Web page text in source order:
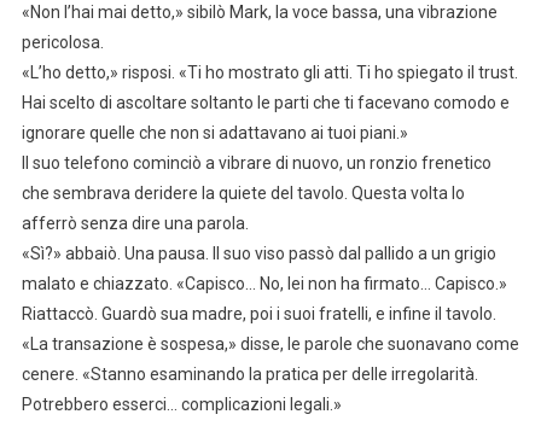
«Non l’hai mai detto,» sibilò Mark, la voce bassa, una vibrazione
pericolosa.
«L’ho detto,» risposi. «Ti ho mostrato gli atti. Ti ho spiegato il trust.
Hai scelto di ascoltare soltanto le parti che ti facevano comodo e
ignorare quelle che non si adattavano ai tuoi piani.»
Il suo telefono cominciò a vibrare di nuovo, un ronzio frenetico
che sembrava deridere la quiete del tavolo. Questa volta lo
afferrò senza dire una parola.
«Sì?» abbaiò. Una pausa. Il suo viso passò dal pallido a un grigio
malato e chiazzato. «Capisco… No, lei non ha firmato… Capisco.»
Riattaccò. Guardò sua madre, poi i suoi fratelli, e infine il tavolo.
«La transazione è sospesa,» disse, le parole che suonavano come
cenere. «Stanno esaminando la pratica per delle irregolarità.
Potrebbero esserci… complicazioni legali.»